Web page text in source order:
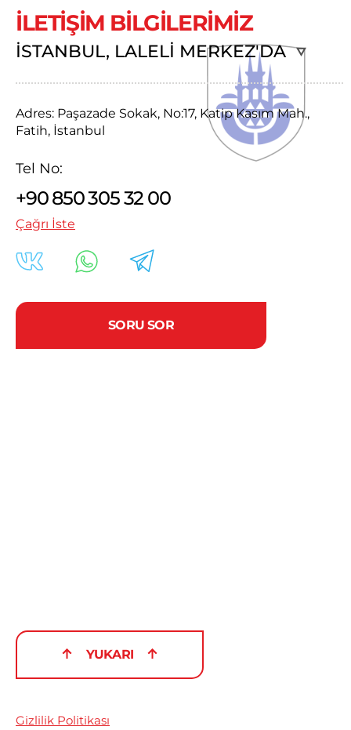
İLETİŞİM BİLGİLERİMİZ
İSTANBUL, LALELİ MERKEZ
Adres: Paşazade Sokak, No:17, Katip Kasım Mah.,
Fatih, İstanbul
Tel No:
+90 850 305 32 00
Çağrı İste
SORU SOR
YUKARI
Gizlilik Politikası